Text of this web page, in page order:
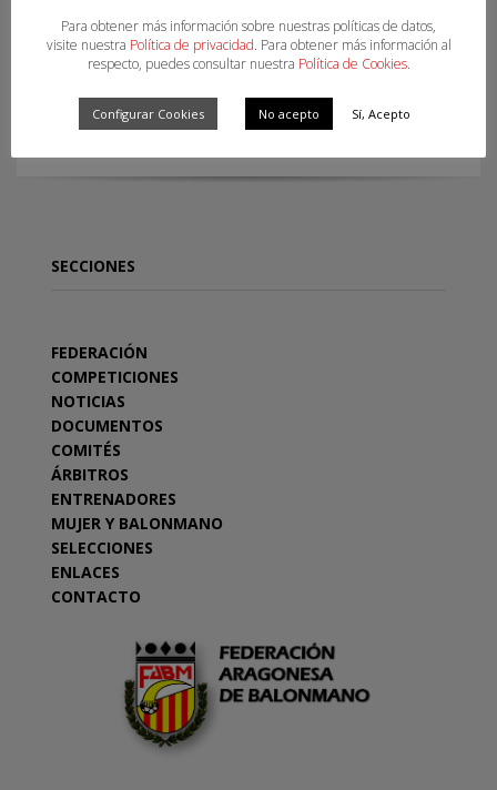
SECCIONES
FEDERACIÓN
COMPETICIONES
NOTICIAS
DOCUMENTOS
COMITÉS
ÁRBITROS
ENTRENADORES
MUJER Y BALONMANO
SELECCIONES
ENLACES
CONTACTO
Para obtener más información sobre nuestras políticas de datos,
visite nuestra Política de privacidad. Para obtener más información al
respecto, puedes consultar nuestra Política de Cookies.
Configurar Cookies No acepto Sí, Acepto